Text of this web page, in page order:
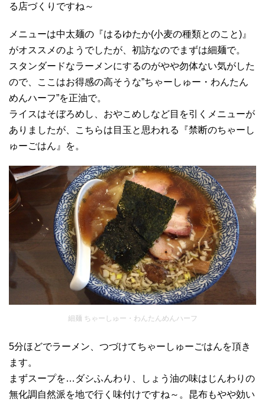
る店づくりですね～
メニューは中太麺の『はるゆたか(小麦の種類とのこと)』
がオススメのようでしたが、初訪なのでまずは細麺で。
スタンダードなラーメンにするのがやや勿体ない気がした
ので、ここはお得感の高そうな”ちゃーしゅー・わんたん
めんハーフ”を正油で。
ライスはそぼろめし、おやこめしなど目を引くメニューが
ありましたが、こちらは目玉と思われる『禁断のちゃーし
ゅーごはん』を。
細麺 ちゃーしゅー・わんたんめんハーフ
5分ほどでラーメン、つづけてちゃーしゅーごはんを頂き
ます。
まずスープを…ダシふんわり、しょう油の味はじんわりの
無化調自然派を地で行く味付けですね～。昆布もやや効い